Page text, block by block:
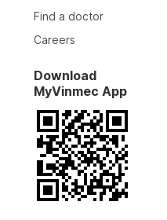
Find a doctor
Careers
Download
MyVinmec App